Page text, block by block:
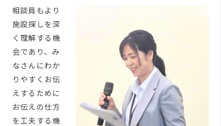
相談員も より
施設探しを深
く理解する機
会であり、み
なさんにわか
り やすくお伝
えする ために
お伝えの仕方
を工夫する機